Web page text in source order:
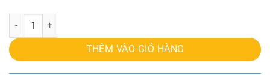
Smart Tivi 4K Sony KD-65X75K 65 inch Google TV số lượng
THÊM VÀO GIỎ HÀNG